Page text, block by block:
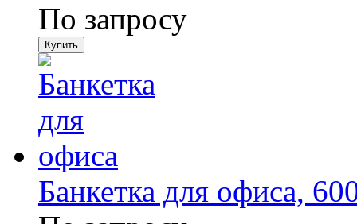
По запросу
Банкетка для офиса,